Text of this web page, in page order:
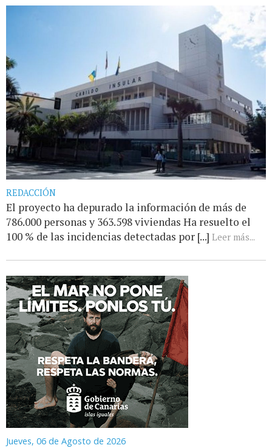
REDACCIÓN
El proyecto ha depurado la información de más de
786.000 personas y 363.598 viviendas Ha resuelto el
100 % de las incidencias detectadas por [...] Leer más...
Jueves, 06 de Agosto de 2026